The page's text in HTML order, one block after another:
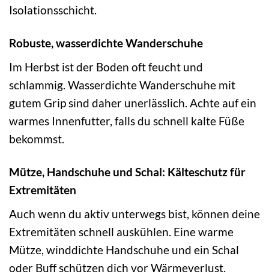
Isolationsschicht.
Robuste, wasserdichte Wanderschuhe
Im Herbst ist der Boden oft feucht und
schlammig. Wasserdichte Wanderschuhe mit
gutem Grip sind daher unerlässlich. Achte auf ein
warmes Innenfutter, falls du schnell kalte Füße
bekommst.
Mütze, Handschuhe und Schal: Kälteschutz für
Extremitäten
Auch wenn du aktiv unterwegs bist, können deine
Extremitäten schnell auskühlen. Eine warme
Mütze, winddichte Handschuhe und ein Schal
oder Buff schützen dich vor Wärmeverlust.